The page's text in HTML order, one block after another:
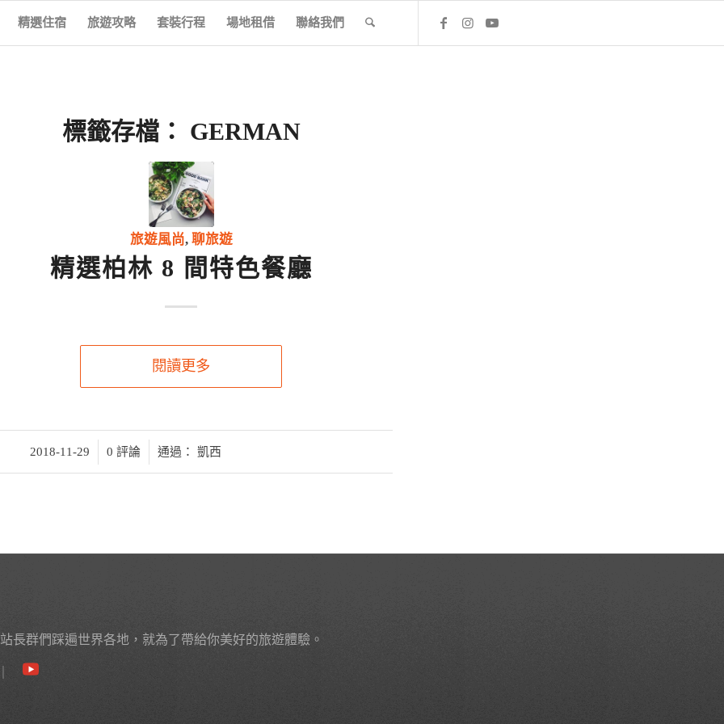
精選住宿 旅遊攻略 套裝行程 場地租借 聯絡我們
標籤存檔： GERMAN
旅遊風尚, 聊旅遊
精選柏林 8 間特色餐廳
閱讀更多
2018-11-29
/ 0 評論 通過： 凱西
長群們踩遍世界各地，就為了帶給你美好的旅遊體驗。